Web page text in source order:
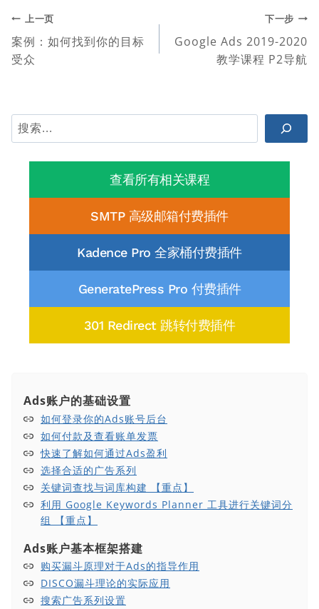
签：
文
章
导
上一页
案例：如何找到你的目标
受众
下一步
Google Ads 2019-2020
教学课程 P2导航
搜
索
查看所有相关课程
SMTP 高级邮箱付费插件
Kadence Pro 全家桶付费插件
GeneratePress Pro 付费插件
301 Redirect 跳转付费插件
Ads账户的基础设置
如何登录你的Ads账号后台
如何付款及查看账单发票
快速了解如何通过Ads盈利
选择合适的广告系列
关键词查找与词库构建 【重点】
利用 Google Keywords Planner 工具进行关键词分
组 【重点】
Ads账户基本框架搭建
购买漏斗原理对于Ads的指导作用
DISCO漏斗理论的实际应用
搜索广告系列设置